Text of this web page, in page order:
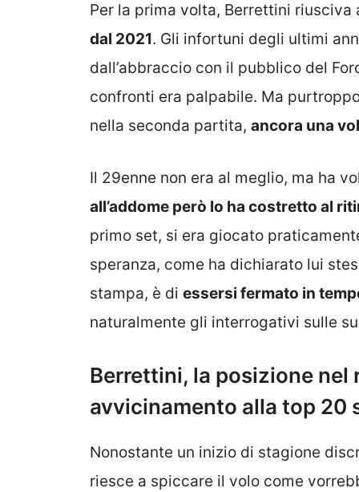
Per la prima volta, Berrettini riusciva
dal 2021. Gli infortuni degli ultimi
dall’abbraccio con il pubblico del
confronti era palpabile. Ma
nella seconda partita, ancora una
Il 29enne non era al meglio, ma ha
all’addome però lo ha costretto al
primo set, si era giocato
speranza, come ha dichiarato lui
stampa, è di essersi fermato in
naturalmente gli interrogativi sulle
Berrettini, la posizione nel
avvicinamento alla top 20
Nonostante un inizio di stagione
riesce a spiccare il volo come